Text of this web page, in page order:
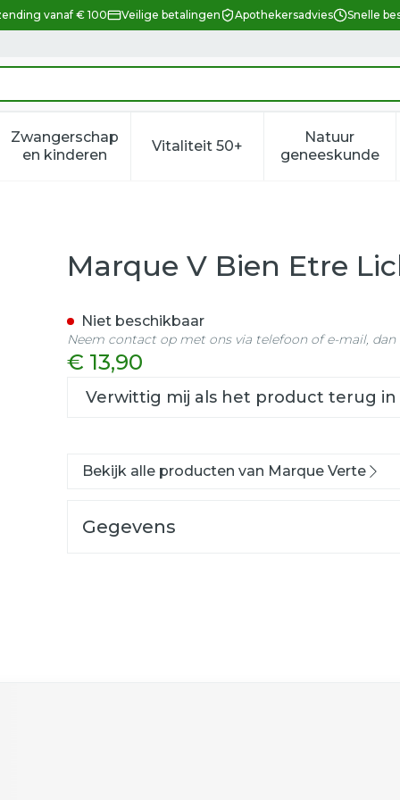
vanaf € 100 Veilige betalingen Apothekersadvies Snelle
verzorging en hygiëne categorie
voor Dieet, voeding en vitamines categorie
Zwangerschap
en kinderenToon submenu voor Zwangerschap en
Vitaliteit 50+Toon submenu voor
Natuur
geneeskunde
Toon
Aloe Vera Bio 200ml
Marque V Bien Etre
€ 13,90
Verwittig mij als het product terug in
Niet beschikbaar
Neem contact op met ons via telefoon of e-mail,
Bekijk alle producten van Marque Verte
Gegevens